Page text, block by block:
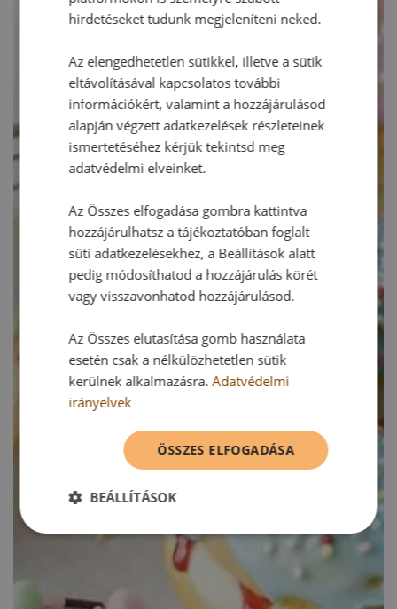
hirdetéseket tudunk megjeleníteni neked.
Az elengedhetetlen sütikkel, illetve a sütik
eltávolításával kapcsolatos további
információkért, valamint a hozzájárulásod
alapján végzett adatkezelések részleteinek
ismertetéséhez kérjük tekintsd meg
adatvédelmi elveinket.
Az Összes elfogadása gombra kattintva
hozzájárulhatsz a tájékoztatóban foglalt
süti adatkezelésekhez, a Beállítások alatt
pedig módosíthatod a hozzájárulás körét
vagy visszavonhatod hozzájárulásod.
Az Összes elutasítása gomb használata
esetén csak a nélkülözhetetlen sütik
kerülnek alkalmazásra.Adatvédelmi
irányelvek
ÖSSZES ELFOGADÁSA
BEÁLLÍTÁSOK